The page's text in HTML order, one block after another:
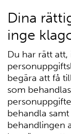
Dina
inge
Du har rätt
begära att få
som
behandla
behandlingen